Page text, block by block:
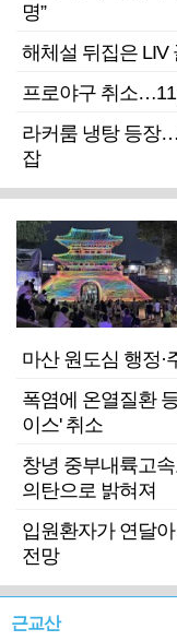
명”
해체설 뒤집은 LIV
프로야구 취소
라커룸 냉탕 등장
잡
마산 원도심 행정·
폭염에 온열질환
이스' 취소
창녕 중부내륙고
의탄으로 밝혀져
입원환자가 연달
전망
근교산